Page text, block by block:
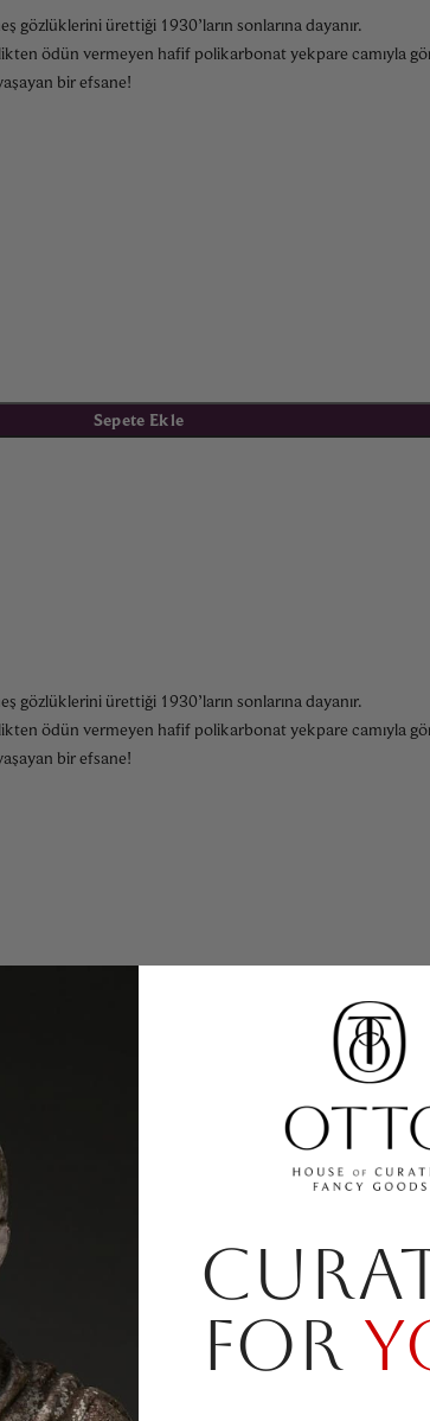
gözlüklerini ürettiği 1930’ların sonlarına dayanır.
ödün vermeyen hafif polikarbonat yekpare camıyla
bir efsane!
Sepete Ekle
gözlüklerini ürettiği 1930’ların sonlarına dayanır.
ödün vermeyen hafif polikarbonat yekpare camıyla
bir efsane!
FOR